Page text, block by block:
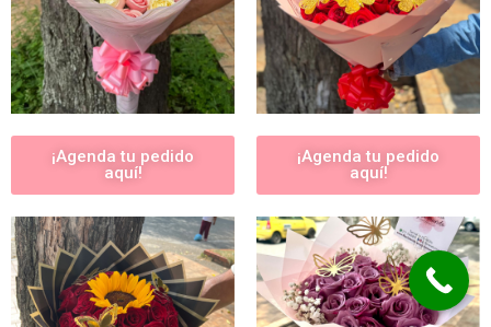
¡Agenda tu pedido
aquí!
¡Agenda tu pedido
aquí!